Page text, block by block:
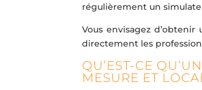
régulièrement un
Vous envisagez
directement les
QU’EST-CE
MESURE ET